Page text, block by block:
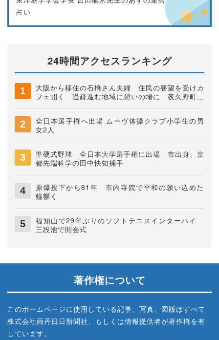
占い
24時間アクセスランキング
大阪から移住の石橋さん夫婦 住民の要望を受けカ
フェ開く 過疎進む地域に憩いの場に 夜久野町稲
全日本選手権へ出場 ムーヴ体操クラブ小学生の男
女2人
準硬式野球 全日本大学選手権に出場 市出身、京
都先端科学の田中快知捕手
原爆投下から81年 市内寺院で平和の願い込めた
鐘響く
福知山で29年ぶりのソフトテニスインターハイ
三段池で開会式
著作権について
このホームページに使用している記事、写真、図版はすべて
株式会社両丹日日新聞社、もしくは情報提供者が著作権を有
しています。